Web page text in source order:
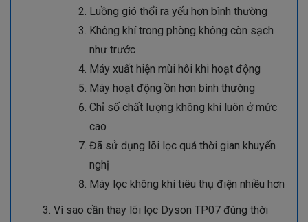
Luồng gió thổi ra yếu hơn bình thường
Không khí trong phòng không còn sạch
như trước
Máy xuất hiện mùi hôi khi hoạt động
Máy hoạt động ồn hơn bình thường
Chỉ số chất lượng không khí luôn ở mức
cao
Đã sử dụng lõi lọc quá thời gian khuyến
nghị
Máy lọc không khí tiêu thụ điện nhiều hơn
Vì sao cần thay lõi lọc Dyson TP07 đúng thời